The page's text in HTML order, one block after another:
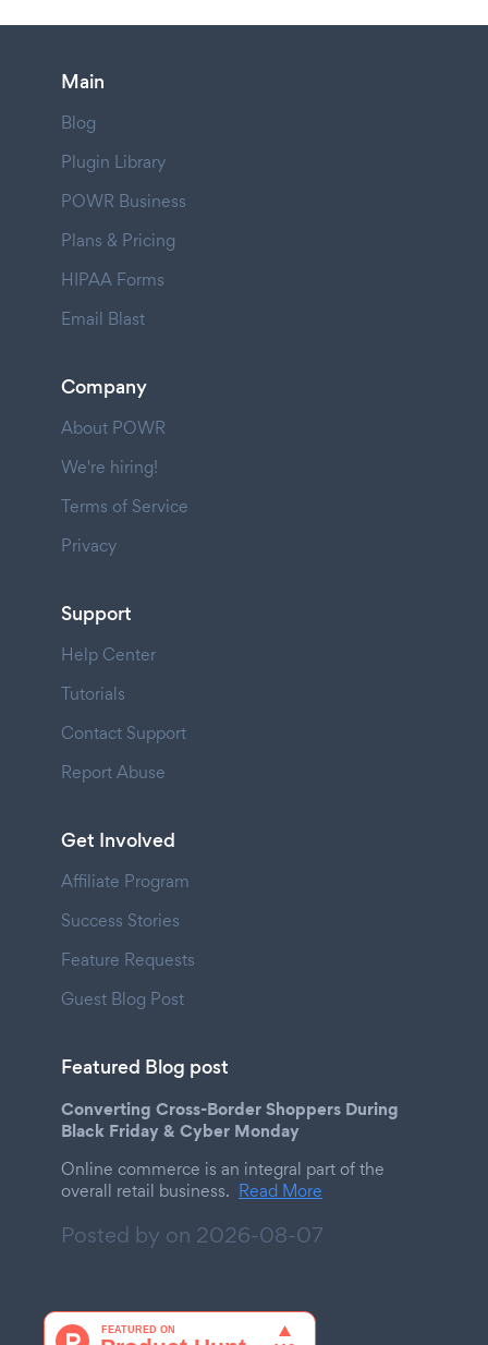
Main
Blog
Plugin Library
POWR Business
Plans & Pricing
HIPAA Forms
Email Blast
Company
About POWR
We're hiring!
Terms of Service
Privacy
Support
Help Center
Tutorials
Contact Support
Report Abuse
Get Involved
Affiliate Program
Success Stories
Feature Requests
Guest Blog Post
Featured Blog post
Converting Cross-Border Shoppers During
Black Friday & Cyber Monday
Online commerce is an integral part of the
overall retail business. Read More
Posted by on 2026-08-07